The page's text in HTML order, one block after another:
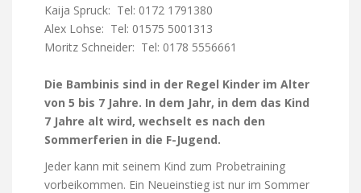
Kaija Spruck: Tel: 0172 1791380
Alex Lohse: Tel: 01575 5001313
Moritz Schneider: Tel: 0178 5556661
Die Bambinis sind in der Regel Kinder im Alter
von 5 bis 7 Jahre. In dem Jahr, in dem das Kind
7 Jahre alt wird, wechselt es nach den
Sommerferien in die F-Jugend.
Jeder kann mit seinem Kind zum Probetraining
vorbeikommen. Ein Neueinstieg ist nur im Sommer